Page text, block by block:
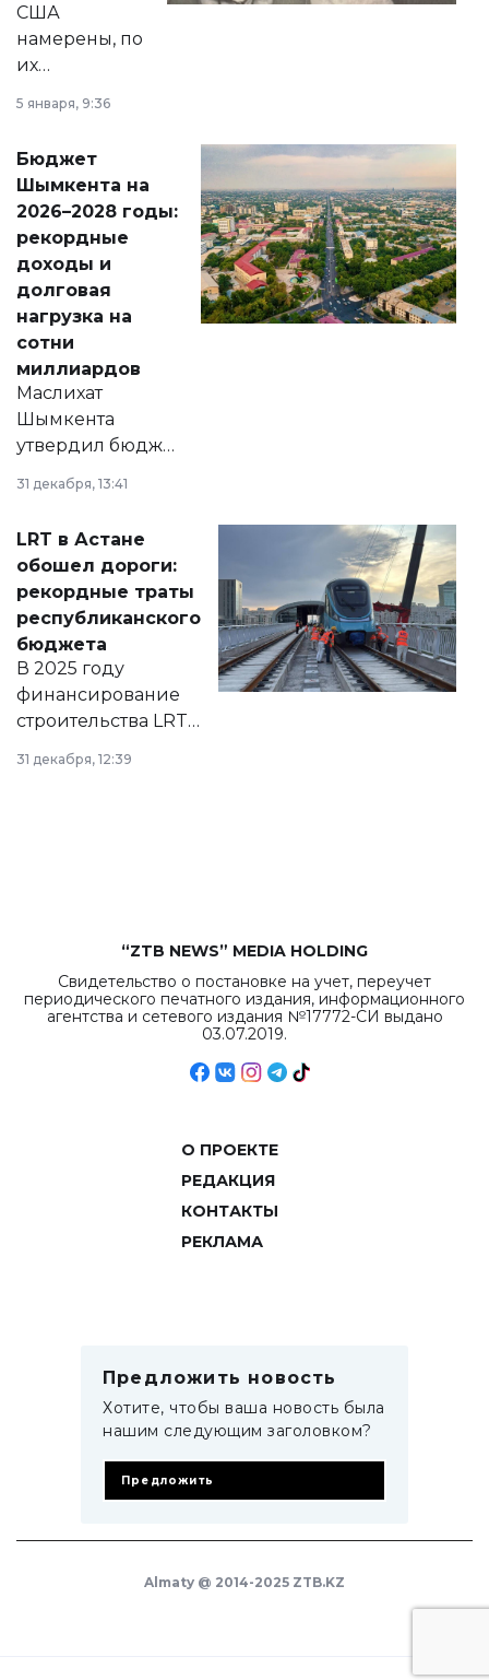
США
намерены, по
их
принести
народу
Венесуэлы.
5 января, 9:36
Бюджет
Шымкента на
2026–2028 годы:
рекордные
доходы и
долговая
нагрузка на
сотни
миллиардов
Маслихат
Шымкента
утвердил бюджет
2028 годы.
документ
появился в базе
нормативных
правовых актов и
на сайте маслихат
города.
31 декабря, 13:41
LRT в Астане
обошел дороги:
рекордные траты
республиканского
бюджета
В 2025 году
финансирование
строительства LRT
республиканского
31 декабря, 12:39
“ZTB NEWS” MEDIA HOLDING
Свидетельство о постановке на учет, переучет
периодического печатного издания, информационного
агентства и сетевого издания №17772-СИ выдано
03.07.2019.
О ПРОЕКТЕ
РЕДАКЦИЯ
КОНТАКТЫ
РЕКЛАМА
Предложить новость
Хотите, чтобы ваша новость была
нашим следующим заголовком?
Предложить
Almaty @ 2014-2025 ZTB.KZ